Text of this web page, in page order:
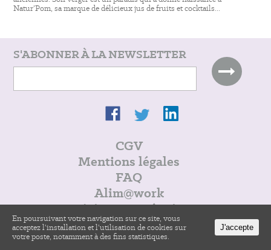
Natur’Pom, sa marque de délicieux jus de fruits et cocktails...
S'ABONNER À LA NEWSLETTER
CGV
Mentions légales
FAQ
Alim@work
Rejoins notre équipe
En poursuivant votre navigation sur ce site, vous
acceptez l'installation et l'utilisation de cookies sur
votre poste, notamment à des fins statistiques.
J'accepte